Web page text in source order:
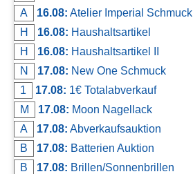
A
16.08: Atelier Imperial Schmuck
H
16.08: Haushaltsartikel
H
16.08: Haushaltsartikel II
N
17.08: New One Schmuck
1
17.08: 1€ Totalabverkauf
M
17.08: Moon Nagellack
A
17.08: Abverkaufsauktion
B
17.08: Batterien Auktion
B
17.08: Brillen/Sonnenbrillen